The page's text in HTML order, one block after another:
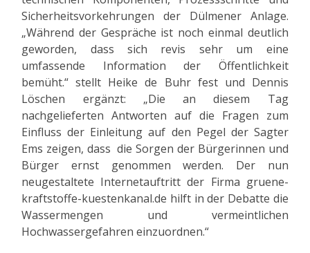
Sicherheitsvorkehrungen der Dülmener Anlage.
„Während der Gespräche ist noch einmal deutlich
geworden, dass sich revis sehr um eine
umfassende Information der Öffentlichkeit
bemüht.“ stellt Heike de Buhr fest und Dennis
Löschen ergänzt: „Die an diesem Tag
nachgelieferten Antworten auf die Fragen zum
Einfluss der Einleitung auf den Pegel der Sagter
Ems zeigen, dass die Sorgen der Bürgerinnen und
Bürger ernst genommen werden. Der nun
neugestaltete Internetauftritt der Firma gruene-
kraftstoffe-kuestenkanal.de hilft in der Debatte die
Wassermengen und vermeintlichen
Hochwassergefahren einzuordnen.“